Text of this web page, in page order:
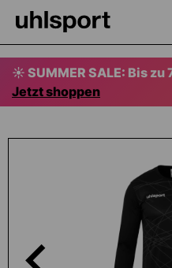
springen
☀️ SUMMER SALE: Bis zu
Jetzt shoppen